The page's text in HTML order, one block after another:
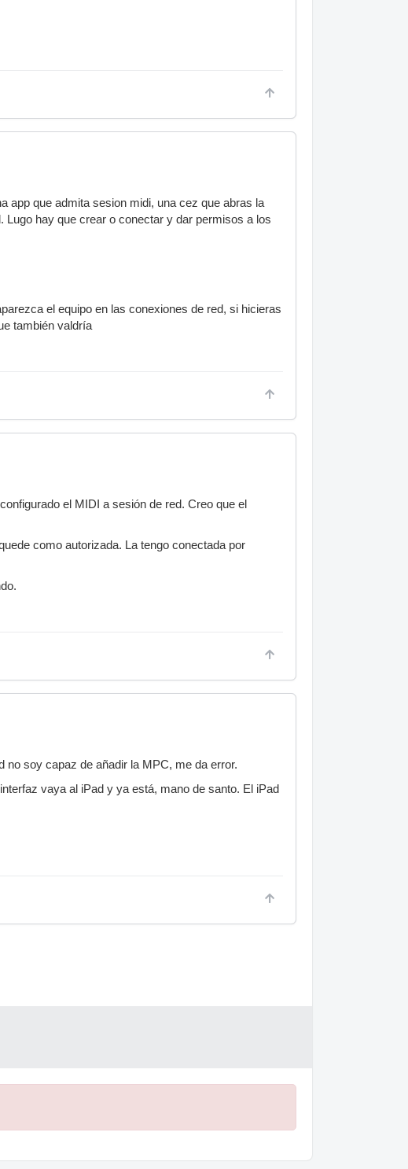
app que admita sesion midi, una cez que abras la
Lugo hay que crear o conectar y dar permisos a los
el equipo en las conexiones de red, si hicieras
también valdría
el MIDI a sesión de red. Creo que el
como autorizada. La tengo conectada por
no soy capaz de añadir la MPC, me da error.
vaya al iPad y ya está, mano de santo. El iPad